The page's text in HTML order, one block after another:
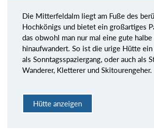
Die Mitterfeldalm liegt am Fuße des
Hochkönigs und bietet ein großartiges
das obwohl man nur mal eine gute
hinaufwandert. So ist die urige Hütte
als Sonntagsspaziergang, oder auch als
Wanderer, Kletterer und Skitourengeher.
Hütte anzeigen